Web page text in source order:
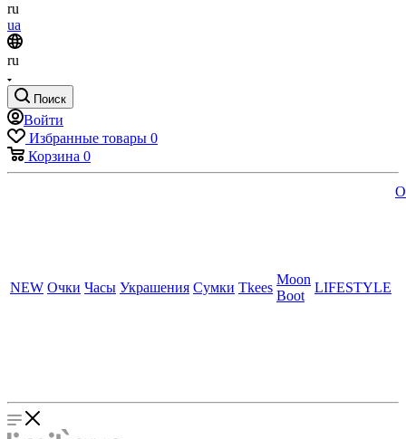
ru
ua
ru
Поиск
Войти
Избранные товары 0
Корзина 0
NEW Очки Часы Украшения Сумки Tkees
Moon
Boot
LIFESTYLE